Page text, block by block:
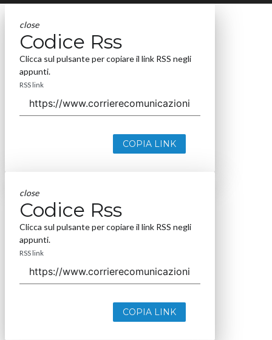
close
Codice Rss
Clicca sul pulsante per copiare il link RSS negli
appunti.
RSS link
COPIA LINK
close
Codice Rss
Clicca sul pulsante per copiare il link RSS negli
appunti.
RSS link
COPIA LINK